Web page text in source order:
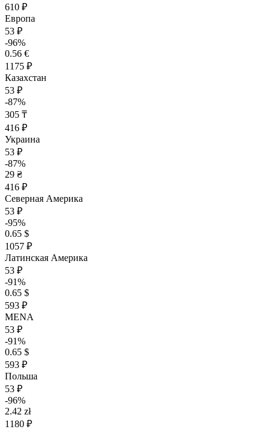
610 ₽
Европа
53 ₽
-96%
0.56 €
1175 ₽
Казахстан
53 ₽
-87%
305 ₸
416 ₽
Украина
53 ₽
-87%
29 ₴
416 ₽
Северная Америка
53 ₽
-95%
0.65 $
1057 ₽
Латинская Америка
53 ₽
-91%
0.65 $
593 ₽
MENA
53 ₽
-91%
0.65 $
593 ₽
Польша
53 ₽
-96%
2.42 zł
1180 ₽